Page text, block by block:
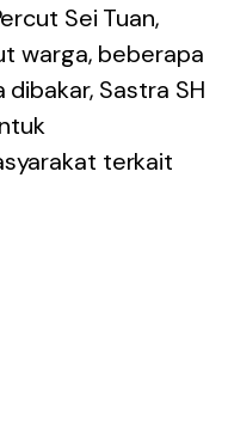
Sei Tuan,
warga, beberapa
Sastra SH
terkait